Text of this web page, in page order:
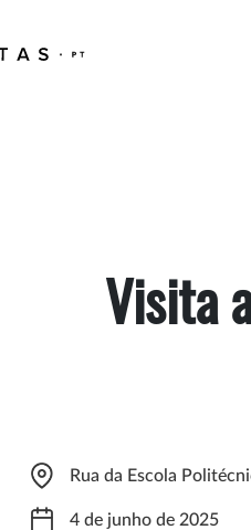
Visita
Rua da Escola
4 de junho de 2025